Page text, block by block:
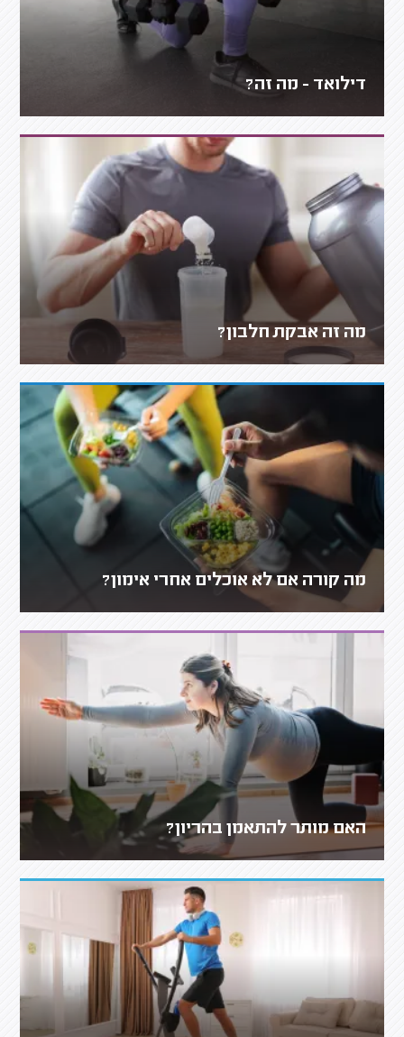
דילואד - מה זה?
מה זה אבקת חלבון?
מה קורה אם לא אוכלים אחרי אימון?
האם מותר להתאמן בהריון?